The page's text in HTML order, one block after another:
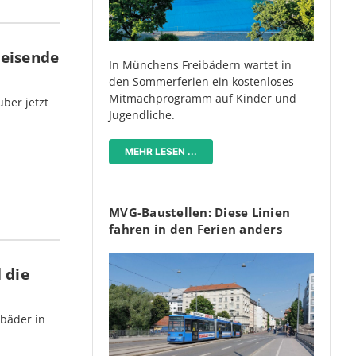
jetzt
die
in
In Münchens Freibädern wartet in
den Sommerferien ein kostenloses
Mitmachprogramm auf Kinder und
Jugendliche.
MEHR LESEN ...
MVG-Baustellen: Diese Linien
fahren in den Ferien anders